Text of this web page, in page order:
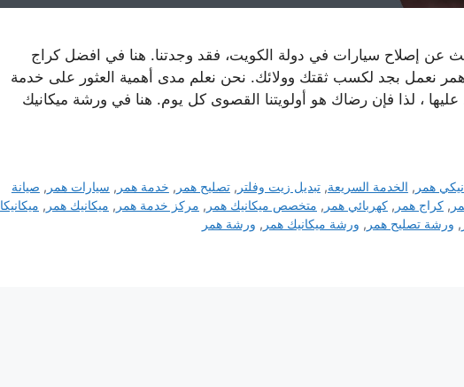
عن إصلاح سيارات في دولة الكويت، فقد وجدتنا. هنا في افضل كراج
نعمل بجد لكسب ثقتك وولائك. نحن نعلم مدى أهمية العثور على خدمة
، لذا فإن رضاك ​​هو أولويتنا القصوى كل يوم. هنا في ورشة ميكانيك
همر , الخدمة السريعة,تبديل زيت وفلتر ,تصليح همر , خدمة همر , سيارات همر , صيانة
, كراج همر , كهربائي همر , متخصص ميكانيك همر , مركز خدمة همر , ميكانيك همر , ميكانيكا
, ورشة تصليح همر , ورشة ميكانيك همر , ورشة همر